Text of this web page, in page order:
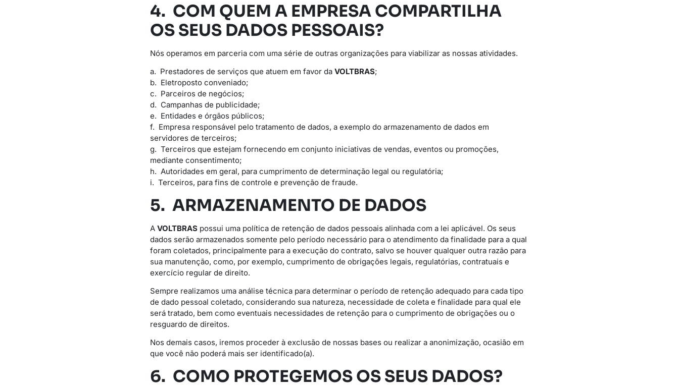
4. COM QUEM A EMPRESA COMPARTILHA
OS SEUS DADOS PESSOAIS?
Nós operamos em parceria com uma série de outras organizações para viabilizar as nossas atividades.
a. Prestadores de serviços que atuem em favor da VOLTBRAS;
b. Eletroposto conveniado;
c. Parceiros de negócios;
d. Campanhas de publicidade;
e. Entidades e órgãos públicos;
f. Empresa responsável pelo tratamento de dados, a exemplo do armazenamento de dados em
servidores de terceiros;
g. Terceiros que estejam fornecendo em conjunto iniciativas de vendas, eventos ou promoções,
mediante consentimento;
h. Autoridades em geral, para cumprimento de determinação legal ou regulatória;
i. Terceiros, para fins de controle e prevenção de fraude.
5. ARMAZENAMENTO DE DADOS
A VOLTBRAS possui uma política de retenção de dados pessoais alinhada com a lei aplicável. Os seus
dados serão armazenados somente pelo período necessário para o atendimento da finalidade para a qual
foram coletados, principalmente para a execução do contrato, salvo se houver qualquer outra razão para
sua manutenção, como, por exemplo, cumprimento de obrigações legais, regulatórias, contratuais e
exercício regular de direito.
Sempre realizamos uma análise técnica para determinar o período de retenção adequado para cada tipo
de dado pessoal coletado, considerando sua natureza, necessidade de coleta e finalidade para qual ele
será tratado, bem como eventuais necessidades de retenção para o cumprimento de obrigações ou o
resguardo de direitos.
Nos demais casos, iremos proceder à exclusão de nossas bases ou realizar a anonimização, ocasião em
que você não poderá mais ser identificado(a).
6. COMO PROTEGEMOS OS SEUS DADOS?